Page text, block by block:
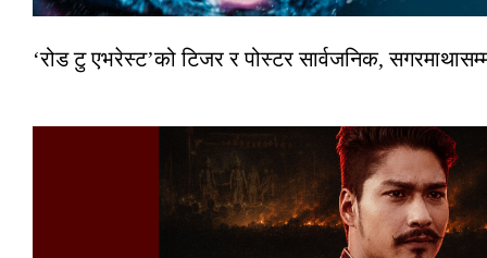
‘रोड टु एभरेस्ट’को टिजर र पोस्टर सार्वजनिक,